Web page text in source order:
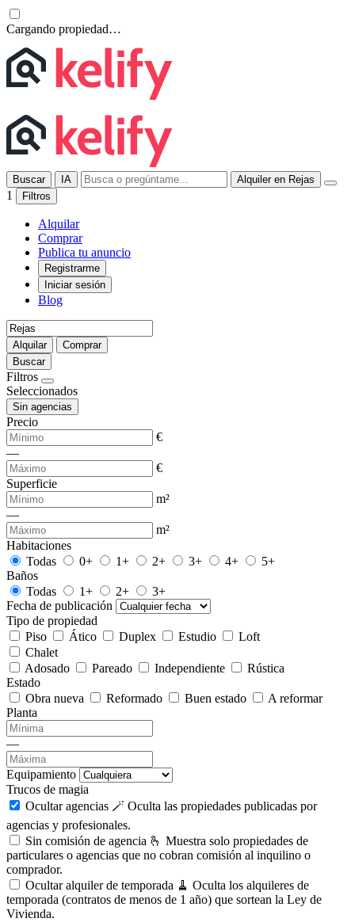
Cargando propiedad…
Buscar IA Alquiler en Rejas
1 Filtros
Alquilar
Comprar
Publica tu anuncio
Registrarme
Iniciar sesión
Blog
Alquilar
Comprar
Buscar
Filtros
Seleccionados
Sin agencias
Precio
€
—
€
Superficie
m²
—
m²
Habitaciones
Todas
0+ 1+ 2+ 3+ 4+
5+
Baños
Todas
1+ 2+
3+
Fecha de publicación
Tipo de propiedad
Piso
Ático Duplex Estudio
Loft
Chalet
Adosado
Pareado Independiente
Rústica
Estado
Obra nueva
Reformado Buen estado
A reformar
Planta
—
Equipamiento
Trucos de magia
Ocultar agencias 🪄 Oculta las propiedades publicadas por
agencias y profesionales.
Sin comisión de agencia 🫰 Muestra solo propiedades de
particulares o agencias que no cobran comisión al inquilino o
comprador.
Ocultar alquiler de temporada 🧹 Oculta los alquileres de
temporada (contratos de menos de 1 año) que sortean la Ley de
Vivienda.